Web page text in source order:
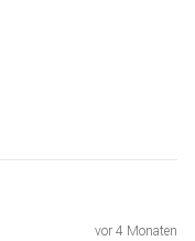
vor 4 Monaten